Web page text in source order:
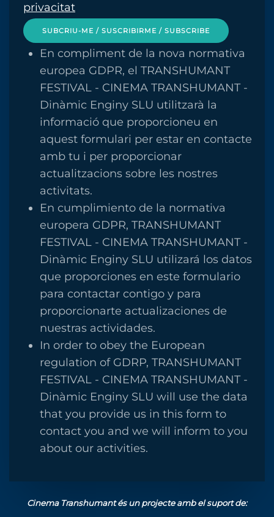
privacitat
SUBCRIU-ME / SUSCRIBIRME / SUBSCRIBE
En compliment de la nova normativa
europea GDPR, el TRANSHUMANT
FESTIVAL - CINEMA TRANSHUMANT -
Dinàmic Enginy SLU utilitzarà la
informació que proporcioneu en
aquest formulari per estar en contacte
amb tu i per proporcionar
actualitzacions sobre les nostres
activitats.
En cumplimiento de la normativa
europera GDPR, TRANSHUMANT
FESTIVAL - CINEMA TRANSHUMANT -
Dinàmic Enginy SLU utilizará los datos
que proporciones en este formulario
para contactar contigo y para
proporcionarte actualizaciones de
nuestras actividades.
In order to obey the European
regulation of GDRP, TRANSHUMANT
FESTIVAL - CINEMA TRANSHUMANT -
Dinàmic Enginy SLU will use the data
that you provide us in this form to
contact you and we will inform to you
about our activities.
Cinema Transhumant és un projecte amb el suport de: